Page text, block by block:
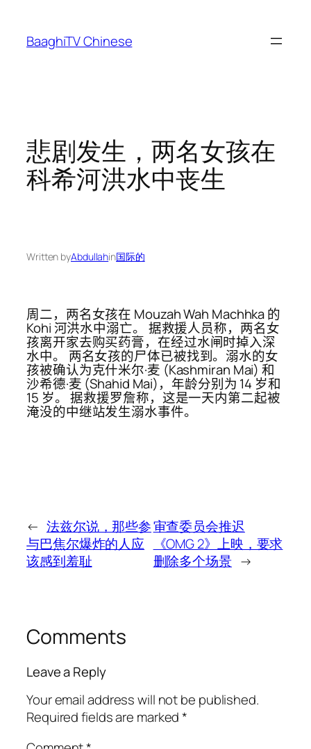
content
BaaghiTV Chinese
悲剧发生，两名女孩在
科希河洪水中丧生
Written byAbdullahin国际的
周二，两名女孩在 Mouzah Wah Machhka 的
Kohi 河洪水中溺亡。 据救援人员称，两名女
孩离开家去购买药膏，在经过水闸时掉入深
水中。 两名女孩的尸体已被找到。溺水的女
孩被确认为克什米尔·麦 (Kashmiran Mai) 和
沙希德·麦 (Shahid Mai)，年龄分别为 14 岁和
15 岁。 据救援罗詹称，这是一天内第二起被
淹没的中继站发生溺水事件。
← 法兹尔说，那些参
与巴焦尔爆炸的人应
该感到羞耻
审查委员会推迟
《OMG 2》上映，要求
删除多个场景 →
Comments
Leave a Reply
Your email address will not be published.
Required fields are marked*